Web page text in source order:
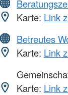
Karte: Link
Betreutes
Karte: Link
Karte: Link